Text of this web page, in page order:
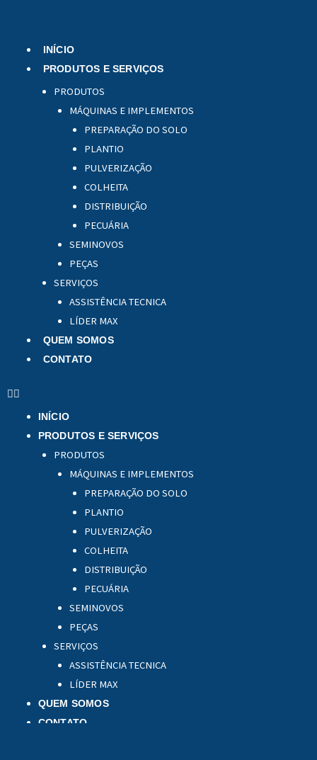
INÍCIO
PRODUTOS E SERVIÇOS
PRODUTOS
MÁQUINAS E IMPLEMENTOS
PREPARAÇÃO DO SOLO
PLANTIO
PULVERIZAÇÃO
COLHEITA
DISTRIBUIÇÃO
PECUÁRIA
SEMINOVOS
PEÇAS
SERVIÇOS
ASSISTÊNCIA TECNICA
LÍDER MAX
QUEM SOMOS
CONTATO
Menu
INÍCIO
PRODUTOS E SERVIÇOS
PRODUTOS
MÁQUINAS E IMPLEMENTOS
PREPARAÇÃO DO SOLO
PLANTIO
PULVERIZAÇÃO
COLHEITA
DISTRIBUIÇÃO
PECUÁRIA
SEMINOVOS
PEÇAS
SERVIÇOS
ASSISTÊNCIA TECNICA
LÍDER MAX
QUEM SOMOS
CONTATO